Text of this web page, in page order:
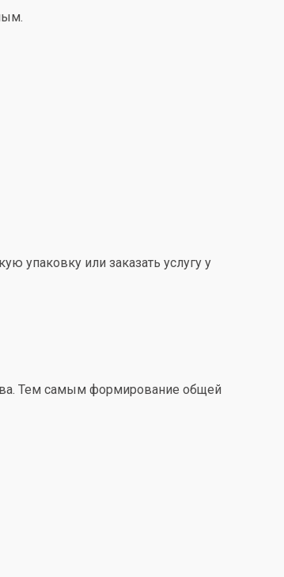
упаковку или заказать услугу у
Тем самым формирование общей